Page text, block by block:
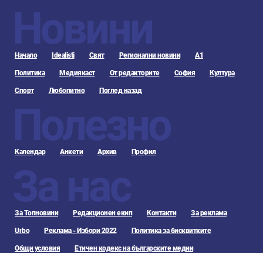
Новини
Начало Idealisti Свят Регионални новини А1
Политика Медиякаст От редакторите София Култура
Спорт Любопитно Поглед назад
Полезно
Календар Анкети Архив Профил
За нас
За Топновини Редакционен екип Контакти За реклама
Urbo Реклама - Избори 2022 Политика за бисквитките
Общи условия Етичен кодекс на българските медии